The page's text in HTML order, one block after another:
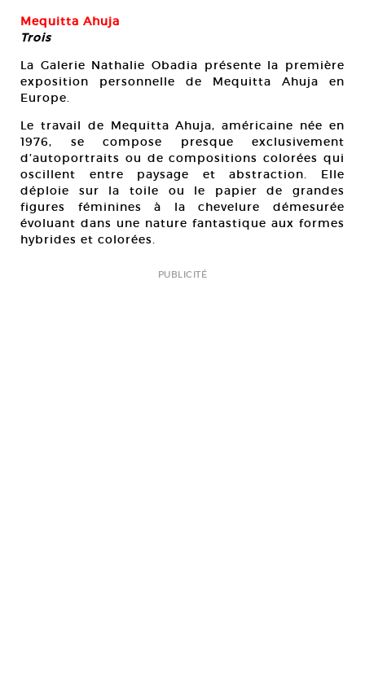
Mequitta Ahuja
Trois
La Galerie Nathalie Obadia présente la première
exposition personnelle de Mequitta Ahuja en
Europe.
Le travail de Mequitta Ahuja, américaine née en
1976, se compose presque exclusivement
d’autoportraits ou de compositions colorées qui
oscillent entre paysage et abstraction. Elle
déploie sur la toile ou le papier de grandes
figures féminines à la chevelure démesurée
évoluant dans une nature fantastique aux formes
hybrides et colorées.
PUBLICITÉ